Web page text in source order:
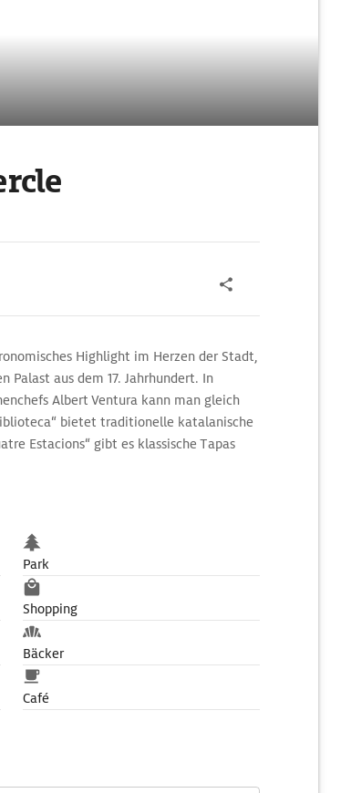
Highlight im Herzen der Stadt,
Palast aus dem 17. Jahrhundert. In
Albert Ventura kann man gleich
bietet traditionelle katalanische
Estacions“ gibt es klassische Tapas
Park
Shopping
Bäcker
Café